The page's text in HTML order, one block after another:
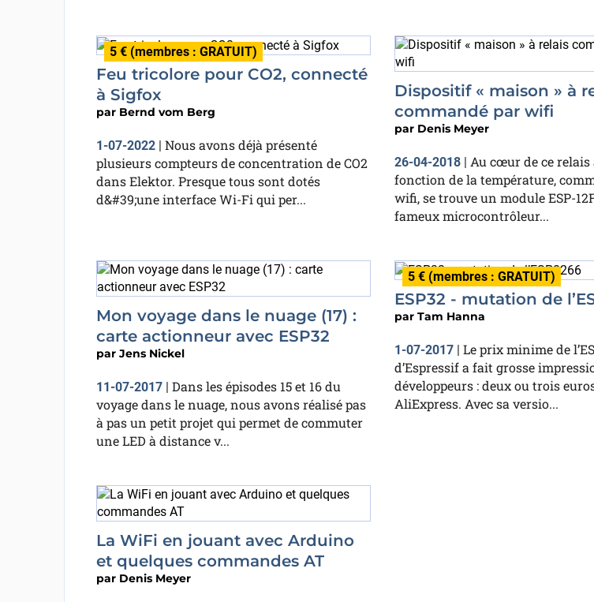
5 € (membres : GRATUIT)
Feu tricolore pour CO2, connecté
à Sigfox
par Bernd vom Berg
1-07-2022| Nous avons déjà présenté
plusieurs compteurs de concentration de CO2
dans Elektor. Presque tous sont dotés
d&#39;une interface Wi-Fi qui per...
Dispositif « maison » à
commandé par wifi
par Denis Meyer
26-04-2018 | Au cœur de ce relais
fonction de la température,
wifi, se trouve un module ESP-
fameux microcontrôleur...
Mon voyage dans le nuage (17) :
carte actionneur avec ESP32
par Jens Nickel
11-07-2017| Dans les épisodes 15 et 16 du
voyage dans le nuage, nous avons réalisé pas
à pas un petit projet qui permet de commuter
une LED à distance v...
5 € (membres : GRATUIT)
ESP32 - mutation de
par Tam Hanna
1-07-2017 | Le prix minime de
d’Espressif a fait grosse
développeurs : deux ou trois
AliExpress. Avec sa versio...
La WiFi en jouant avec Arduino
et quelques commandes AT
par Denis Meyer